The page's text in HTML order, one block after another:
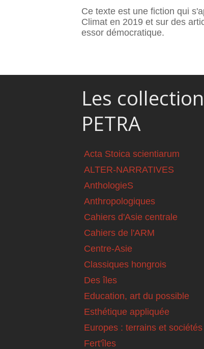
Ce texte est une fiction qui
Climat en 2019 et sur des
essor démocratique.
Les
PETRA
Acta Stoica scientiarum
ALTER-NARRATIVES
AnthologieS
Anthropologiques
Cahiers d'Asie centrale
Cahiers de l'ARM
Centre-Asie
Classiques hongrois
Des îles
Education, art du possible
Esthétique appliquée
Europes : terrains et sociétés
Fert'îles